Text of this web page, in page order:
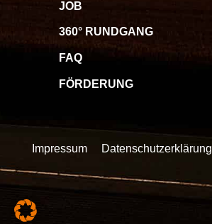
JOB
360° RUNDGANG
FAQ
FÖRDERUNG
Impressum Datenschutzerklärung